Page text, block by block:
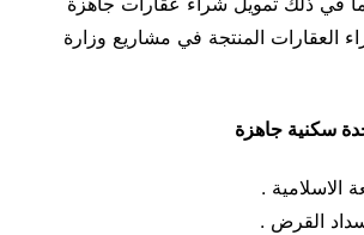
العقارات المنتجة في مشاريع وزارة
سكنية جاهزة
الاسلامية .